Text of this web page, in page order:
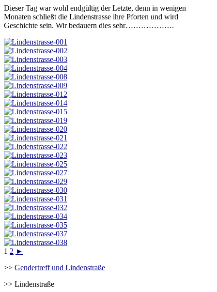
Dieser Tag war wohl endgültig der Letzte, denn in wenigen
Monaten schließt die Lindenstrasse ihre Pforten und wird
Geschichte sein. Wir bedauern dies sehr……………….
1 2 ►
>> Gendertreff und Lindenstraße
>> Lindenstraße